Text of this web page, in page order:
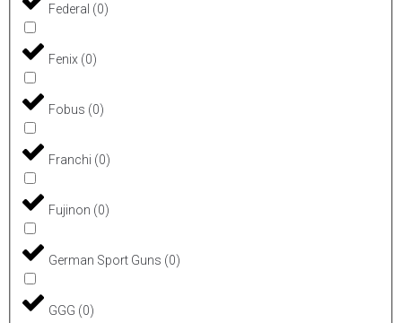
Federal (0)
Fenix (0)
Fobus (0)
Franchi (0)
Fujinon (0)
German Sport Guns (0)
GGG (0)